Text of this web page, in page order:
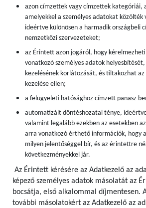
azon címzettek vagy címzettek kategóriái,
amelyekkel a személyes adatokat közölték
ideértve különösen a harmadik országbeli
nemzetközi szervezeteket;
az Érintett azon jogáról, hogy
vonatkozó személyes adatok
kezelésének korlátozását, és tiltakozhat
kezelése ellen;
a felügyeleti hatósághoz címzett panasz
automatizált döntéshozatal ténye,
valamint legalább ezekben az esetekben
arra vonatkozó érthető információk, hogy
milyen jelentőséggel bír, és az érintettre
következményekkel jár.
Az Érintett kérésére az Adatkezelő az
képező személyes adatok másolatát az
bocsátja, első alkalommal díjmentesen.
további másolatokért az Adatkezelő az